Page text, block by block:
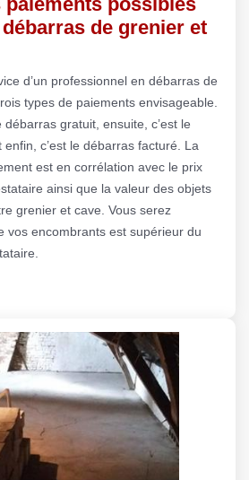
de grenier et
d’un professionnel en débarras de
types de paiements envisageable.
débarras gratuit, ensuite, c’est le
c’est le débarras facturé. La
est en corrélation avec le prix
ainsi que la valeur des objets
grenier et cave. Vous serez
vos encombrants est supérieur du